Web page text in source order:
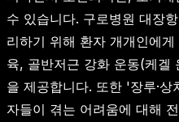
수 있습니다. 구로병원 대장
리하기 위해 환자 개개인에
육, 골반저근 강화 운동(케겔
을 제공합니다. 또한 '장루·
자들이 겪는 어려움에 대해